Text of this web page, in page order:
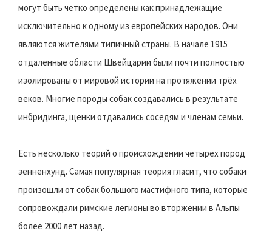
могут быть четко определены как принадлежащие
исключительно к одному из европейских народов. Они
являются жителями типичный страны. В начале 1915
отдалённые области Швейцарии были почти полностью
изолированы от мировой истории на протяжении трёх
веков. Многие породы собак создавались в результате
инбридинга, щенки отдавались соседям и членам семьи.
Есть несколько теорий о происхождении четырех пород
зенненхунд. Самая популярная теория гласит, что собаки
произошли от собак большого мастифного типа, которые
сопровождали римские легионы во вторжении в Альпы
более 2000 лет назад.